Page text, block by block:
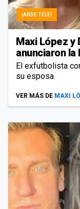
¡ARDE TELE!
Maxi López y
anunciaron la
El exfutbolista
su esposa.
VER MÁS DE MAXI